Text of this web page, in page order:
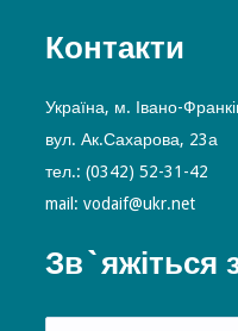
Контакти
Україна, м. Івано-
вул. Ак.Сахарова, 23а
тел.: (0342) 52-31-42
mail: vodaif@ukr.net
Зв`яжіться